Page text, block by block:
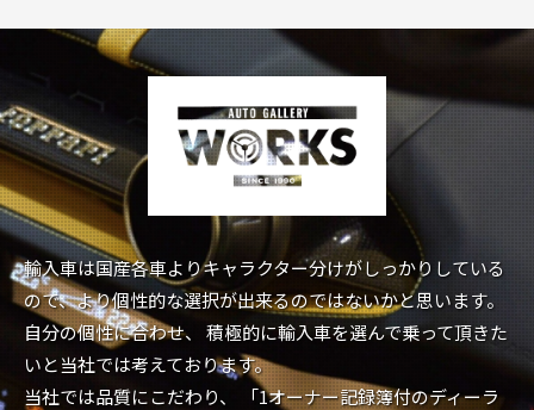
輸入車は国産各車よりキャラクター分けがしっかりしている
ので、より個性的な選択が出来るのではないかと思います。
自分の個性に合わせ、 積極的に輸入車を選んで乗って頂きた
いと当社では考えております。
当社では品質にこだわり、 「1オーナー記録簿付のディーラ